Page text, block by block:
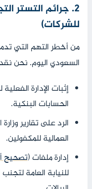
2. جرائم التستر
للشركات)
من أخطر التهم التي
السعودي اليوم. نحن
إثبات الإدارة
الحسابات البنكية.
الرد على تقارير
العمالية للمكفولين.
إدارة ملفات (تصحيح
للنيابة العامة